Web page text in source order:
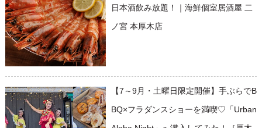
日本酒飲み放題！｜海鮮個室居酒屋 二
ノ宮 本厚木店
【7～9月・土曜日限定開催】手ぶらでB
BQ×フラダンスショーを満喫♡「Urban